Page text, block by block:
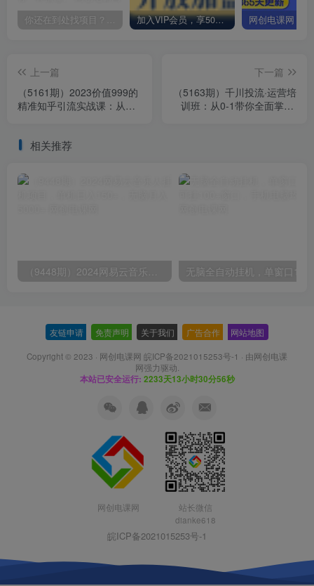
加入VIP会员，享50%的推广提成，免费学习多种网上创业课程，菜鸟秒变大神！
上一篇
（5161期）2023价值999的
精准知乎引流实战课：从没
下一篇
（5163期）千川投流·运营培
训班：从0-1带你全面掌握·
相关推荐
友链申请 免责声明 关于我们 广告合作 网站地图
Copyright © 2023 · 网创电课网 皖ICP备2021015253号-1 · 由网创电课
网强力驱动.
本站已安全运行: 2233天13小时30分56秒
网创电课网
站长微信
dianke618
皖ICP备2021015253号-1